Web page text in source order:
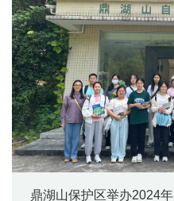
鼎湖山保护区举办2024